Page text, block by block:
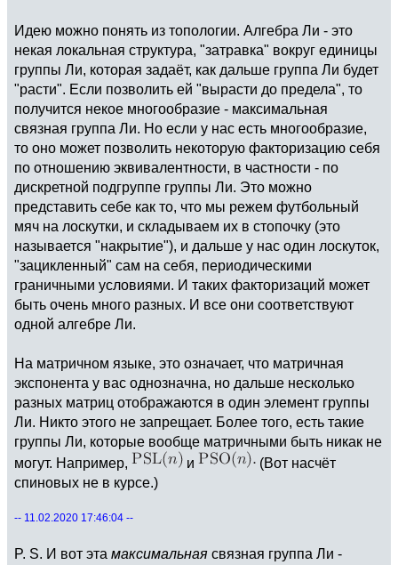
Идею можно понять из топологии. Алгебра Ли - это
некая локальная структура, "затравка" вокруг единицы
группы Ли, которая задаёт, как дальше группа Ли будет
"расти". Если позволить ей "вырасти до предела", то
получится некое многообразие - максимальная
связная группа Ли. Но если у нас есть многообразие,
то оно может позволить некоторую факторизацию себя
по отношению эквивалентности, в частности - по
дискретной подгруппе группы Ли. Это можно
представить себе как то, что мы режем футбольный
мяч на лоскутки, и складываем их в стопочку (это
называется "накрытие"), и дальше у нас один лоскуток,
"зацикленный" сам на себя, периодическими
граничными условиями. И таких факторизаций может
быть очень много разных. И все они соответствуют
одной алгебре Ли.
На матричном языке, это означает, что матричная
экспонента у вас однозначна, но дальше несколько
разных матриц отображаются в один элемент группы
Ли. Никто этого не запрещает. Более того, есть такие
группы Ли, которые вообще матричными быть никак не
могут. Например,
и
(Вот насчёт
спиновых не в курсе.)
-- 11.02.2020 17:46:04 --
P. S. И вот эта максимальная связная группа Ли -